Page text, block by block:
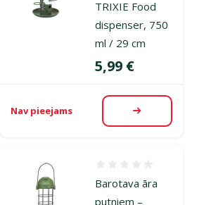
TRIXIE Food
dispenser, 750
ml / 29 cm
Cena
5,99 €
Nav pieejams Apskatīt
Barotava āra
putniem –